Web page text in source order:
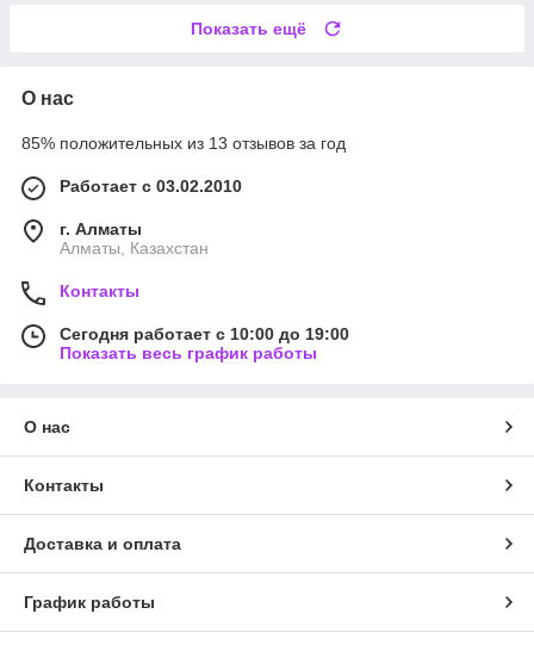
Показать ещё
О нас
85% положительных из 13 отзывов за год
Работает с 03.02.2010
г. Алматы
Алматы, Казахстан
Контакты
Сегодня работает с 10:00 до 19:00
Показать весь график работы
О нас
Контакты
Доставка и оплата
График работы